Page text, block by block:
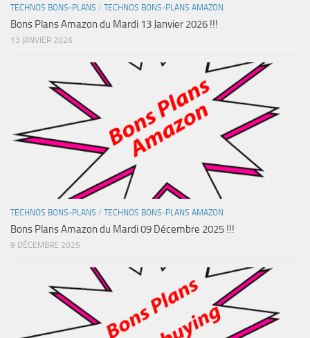
TECHNOS BONS-PLANS / TECHNOS BONS-PLANS AMAZON
Bons Plans Amazon du Mardi 13 Janvier 2026 !!!
13 JANVIER 2026
TECHNOS BONS-PLANS / TECHNOS BONS-PLANS AMAZON
Bons Plans Amazon du Mardi 09 Décembre 2025 !!!
9 DÉCEMBRE 2025